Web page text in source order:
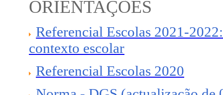
ORIENTAÇÕES
Referencial Escolas 2021-
contexto escolar
Referencial Escolas 2020